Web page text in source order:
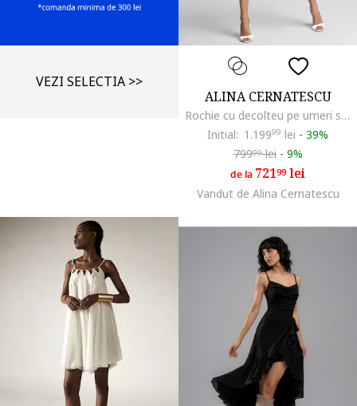
VEZI SELECTIA >>
ALINA CERNATESCU
Rochie cu decolteu pe umeri si volane
Initial: 1.19999 lei - 39%
79999lei - 9%
de la 72199lei
Vandut de Alina Cernatescu